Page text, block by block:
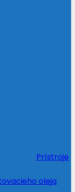
Prístroje
oleja